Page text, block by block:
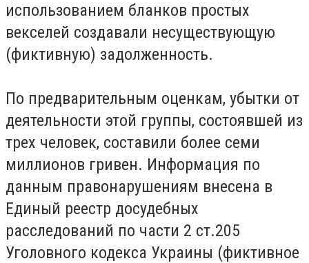
использованием бланков простых
векселей создавали несуществующую
(фиктивную) задолженность.
По предварительным оценкам, убытки от
деятельности этой группы, состоявшей из
трех человек, составили более семи
миллионов гривен. Информация по
данным правонарушениям внесена в
Единый реестр досудебных
расследований по части 2 ст.205
Уголовного кодекса Украины (фиктивное